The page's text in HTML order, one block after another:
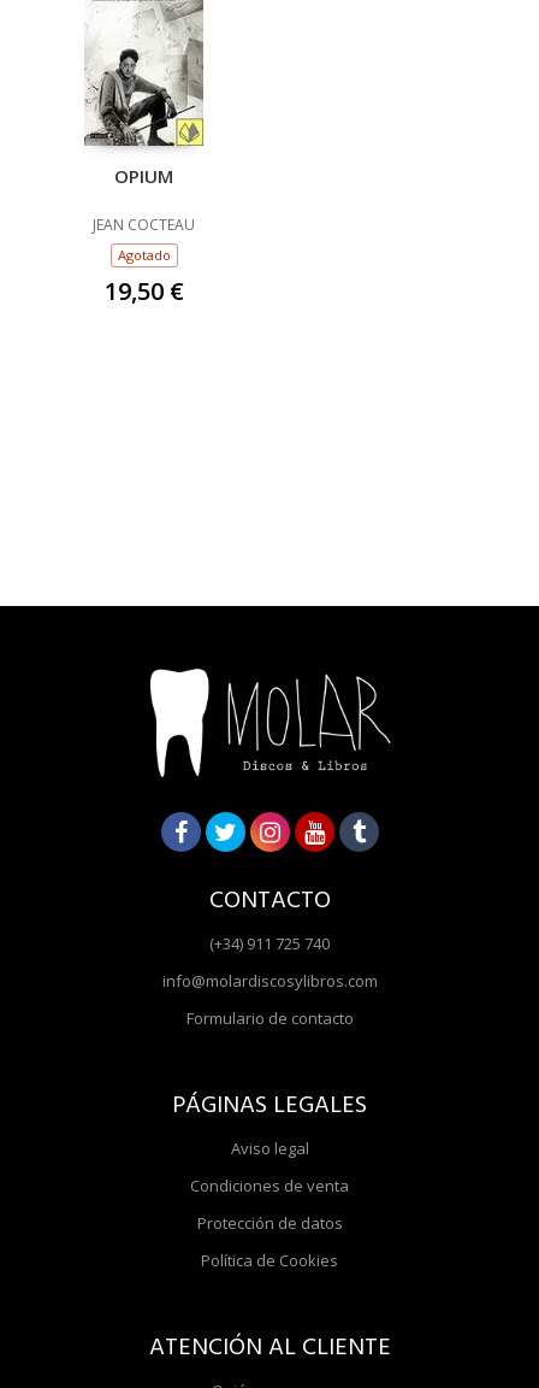
OPIUM
JEAN COCTEAU
Agotado
19,50 €
CONTACTO
(+34) 911 725 740
info@molardiscosylibros.com
Formulario de contacto
PÁGINAS LEGALES
Aviso legal
Condiciones de venta
Protección de datos
Política de Cookies
ATENCIÓN AL CLIENTE